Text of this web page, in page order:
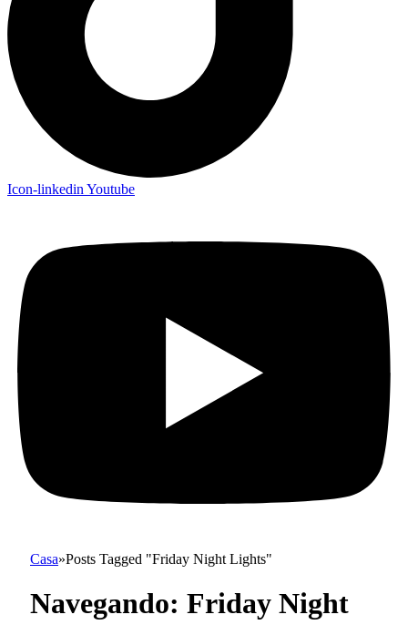
Icon-linkedin Youtube
Casa»Posts Tagged "Friday Night Lights"
Navegando: Friday Night